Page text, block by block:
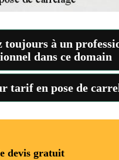
toujours à un
dans ce domain
tarif en pose de
devis gratuit